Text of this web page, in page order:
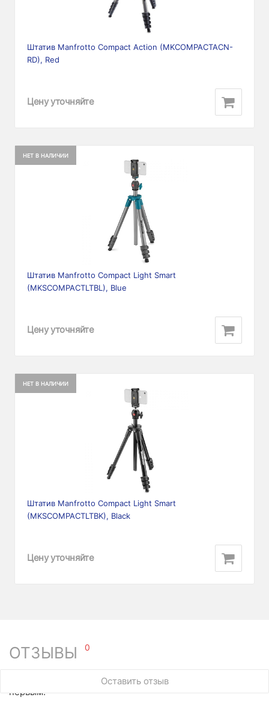
Штатив Manfrotto Compact Action (MKCOMPACTACN-
RD), Red
Цену уточняйте
НЕТ В НАЛИЧИИ
Штатив Manfrotto Compact Light Smart
(MKSCOMPACTLTBL), Blue
Цену уточняйте
НЕТ В НАЛИЧИИ
Штатив Manfrotto Compact Light Smart
(MKSCOMPACTLTBK), Black
Цену уточняйте
ОТЗЫВЫ 0
Оставить отзыв
У этого товара нет ни одного отзыва. Вы можете стать
первым.